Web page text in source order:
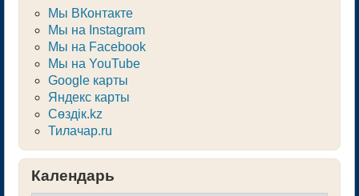
Мы ВКонтакте
Мы на Instagram
Мы на Facebook
Мы на YouTube
Google карты
Яндекс карты
Сөздік.kz
Тилачар.ru
Календарь